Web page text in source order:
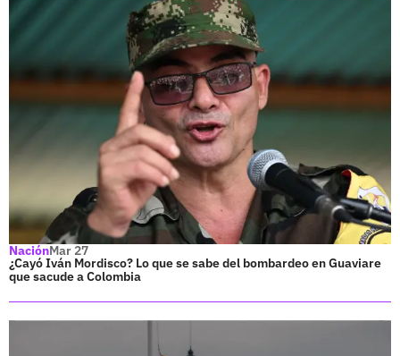
NaciónMar 27
¿Cayó Iván Mordisco? Lo que se sabe del bombardeo en Guaviare
que sacude a Colombia